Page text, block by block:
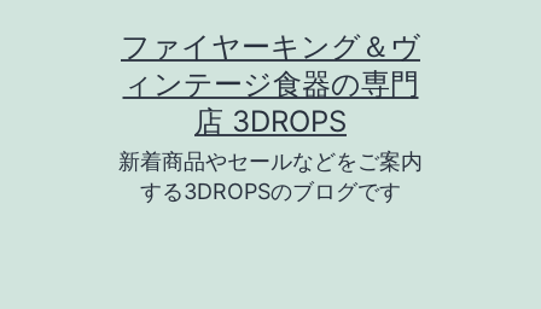
ファイヤーキング＆ヴ
ィンテージ食器の専門
店 3DROPS
新着商品やセールなどをご案内
する3DROPSのブログです